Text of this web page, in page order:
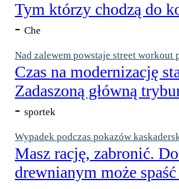
Tym którzy chodzą do
- Che
Nad zalewem powstaje street workout
Czas na modernizację
Zadaszoną główną
- sportek
Wypadek podczas pokazów
Masz rację, zabronić.
drewnianym może